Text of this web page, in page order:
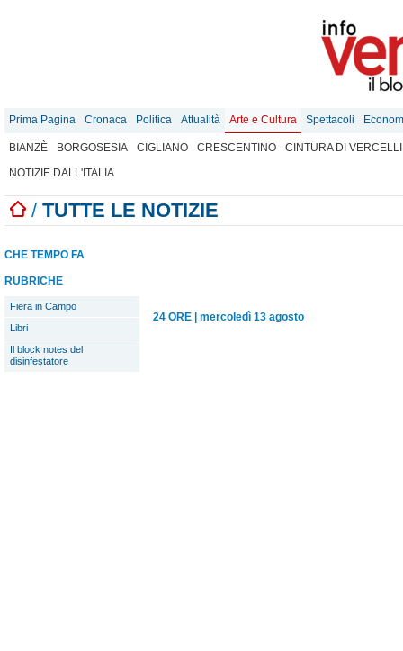
Prima Pagina Cronaca Politica Attualità Arte e Cultura Spettacoli
BIANZÈ BORGOSESIA CIGLIANO CRESCENTINO
CINTURA DI VERCELLI
NOTIZIE DALL'ITALIA
/ TUTTE LE NOTIZIE
CHE TEMPO FA
RUBRICHE
Fiera in Campo
Libri
Il block notes del
disinfestatore
24 ORE mercoledì 13 agosto